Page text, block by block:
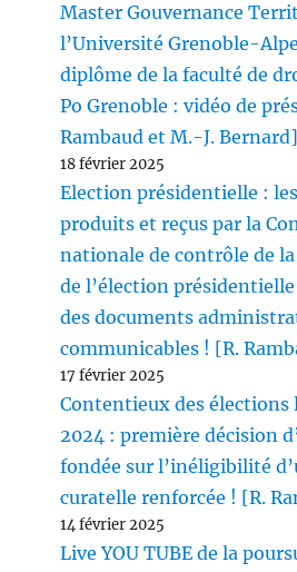
Master Gouvernance
l’Université Grenoble-
diplôme de la faculté de
Po Grenoble : vidéo de
Rambaud et M.-J. Bernard]
18 février 2025
Election présidentielle :
produits et reçus par la
nationale de contrôle de
de l’élection présidentielle
des documents
communicables ! [R.
17 février 2025
Contentieux des élections
2024 : première décision
fondée sur l’inéligibilité
curatelle renforcée ! [R.
14 février 2025
Live YOU TUBE de la